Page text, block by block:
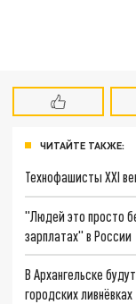
ЧИТАЙТЕ ТАКЖЕ:
Технофашисты XXI
"Людей это просто
зарплатах" в России
В Архангельске
городских ливнёвках